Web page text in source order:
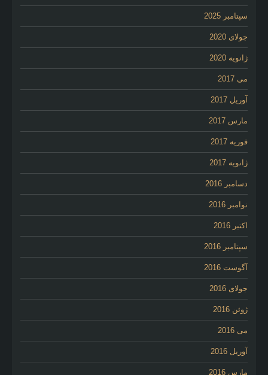
سپتامبر 2025
جولای 2020
ژانویه 2020
می 2017
آوریل 2017
مارس 2017
فوریه 2017
ژانویه 2017
دسامبر 2016
نوامبر 2016
اکتبر 2016
سپتامبر 2016
آگوست 2016
جولای 2016
ژوئن 2016
می 2016
آوریل 2016
مارس 2016